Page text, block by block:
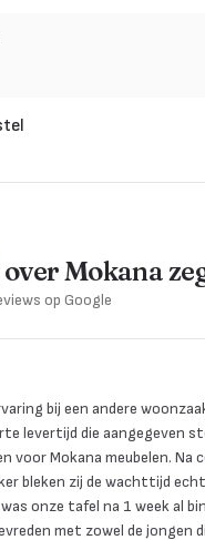
Mokana
op Google
bij een andere
levertijd die aangegeven
voor Mokana meubelen. Na
bleken zij de wachttijd
onze tafel na 1 week al
met zowel de jongen